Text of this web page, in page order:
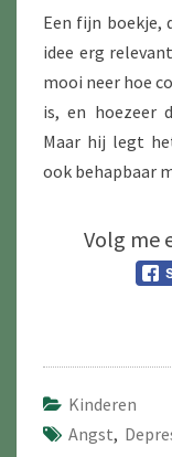
Een fijn boekje,
idee erg
mooi neer hoe
is, en hoezeer
Maar hij legt
ook behapbaar
Volg me
Kinderen
Angst,